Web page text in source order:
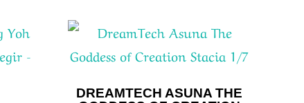
DREAMTECH ASUNA THE